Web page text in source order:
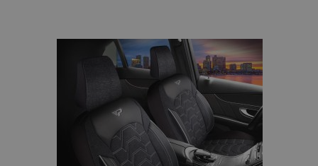
liste
d'achats